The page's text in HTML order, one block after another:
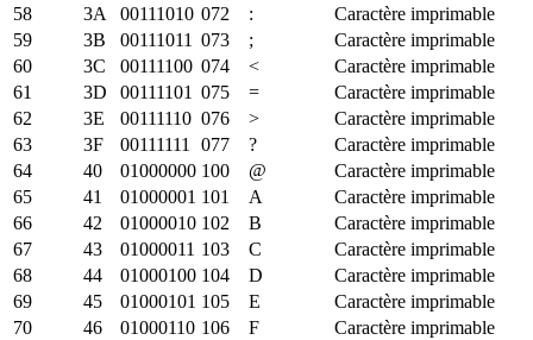
58
3A 00111010 072 :
Caractère imprimable
59
3B 00111011 073 ;
Caractère imprimable
60
3C 00111100 074 <
Caractère imprimable
61
3D 00111101 075 =
Caractère imprimable
62
3E 00111110 076 >
Caractère imprimable
63
3F 00111111 077 ?
Caractère imprimable
64
40 01000000 100 @
Caractère imprimable
65
41 01000001 101 A
Caractère imprimable
66
42 01000010 102 B
Caractère imprimable
67
43 01000011 103 C
Caractère imprimable
68
44 01000100 104 D
Caractère imprimable
69
45 01000101 105 E
Caractère imprimable
70
46 01000110 106 F
Caractère imprimable